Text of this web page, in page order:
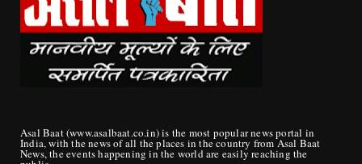
Asal Baat (www.asalbaat.co.in) is the most popular news portal in